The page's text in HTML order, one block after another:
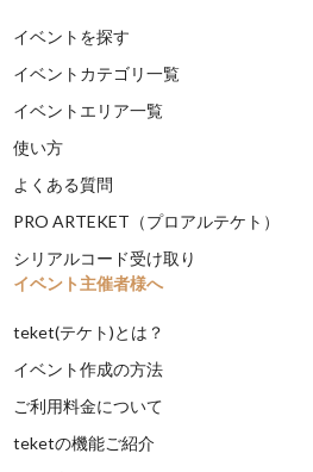
イベントを探す
イベントカテゴリ一覧
イベントエリア一覧
使い方
よくある質問
PRO ARTEKET（プロアルテケト）
シリアルコード受け取り
イベント主催者様へ
teket(テケト)とは？
イベント作成の方法
ご利用料金について
teketの機能ご紹介